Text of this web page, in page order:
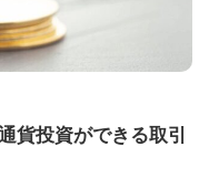
貨投資ができる取引